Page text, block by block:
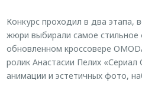
Конкурс проходил в два этапа,
жюри выбирали самое
обновленном кроссовере
ролик Анастасии Пелих
анимации и эстетичных фото,